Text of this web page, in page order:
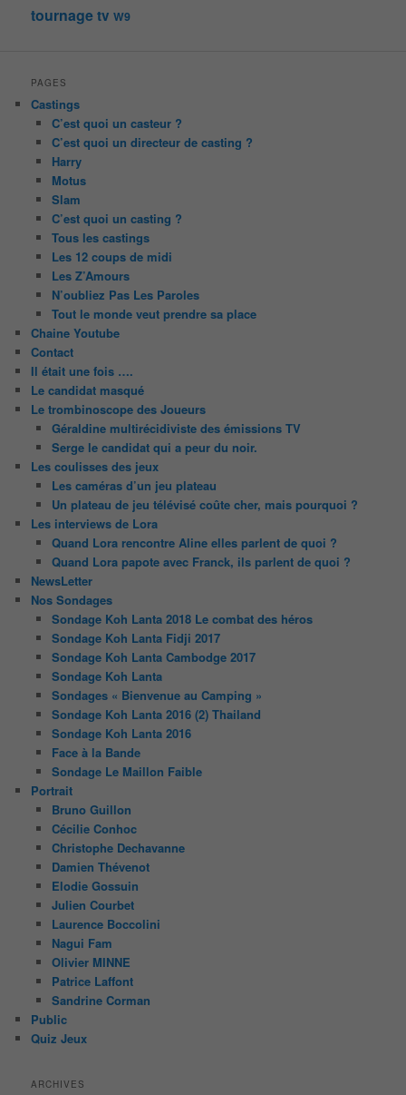
tournagetv W9
PAGES
Castings
C’est quoi un casteur ?
C’est quoi un directeur de casting ?
Harry
Motus
Slam
C’est quoi un casting ?
Tous les castings
Les 12 coups de midi
Les Z’Amours
N’oubliez Pas Les Paroles
Tout le monde veut prendre sa place
Chaine Youtube
Contact
Il était une fois ….
Le candidat masqué
Le trombinoscope des Joueurs
Géraldine multirécidiviste des émissions TV
Serge le candidat qui a peur du noir.
Les coulisses des jeux
Les caméras d’un jeu plateau
Un plateau de jeu télévisé coûte cher, mais pourquoi ?
Les interviews de Lora
Quand Lora rencontre Aline elles parlent de quoi ?
Quand Lora papote avec Franck, ils parlent de quoi ?
NewsLetter
Nos Sondages
Sondage Koh Lanta 2018 Le combat des héros
Sondage Koh Lanta Fidji 2017
Sondage Koh Lanta Cambodge 2017
Sondage Koh Lanta
Sondages « Bienvenue au Camping »
Sondage Koh Lanta 2016 (2) Thailand
Sondage Koh Lanta 2016
Face à la Bande
Sondage Le Maillon Faible
Portrait
Bruno Guillon
Cécilie Conhoc
Christophe Dechavanne
Damien Thévenot
Elodie Gossuin
Julien Courbet
Laurence Boccolini
Nagui Fam
Olivier MINNE
Patrice Laffont
Sandrine Corman
Public
Quiz Jeux
ARCHIVES